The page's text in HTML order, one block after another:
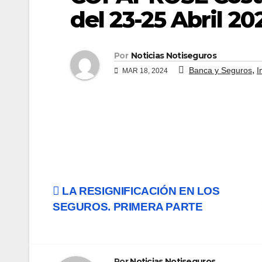
del 23-25 Abril
Por Noticias Notiseguros
MAR 18, 2024 Banca y Seguros,
Navegación
LA RESIGNIFICACIÓN EN LOS
SEGUROS. PRIMERA PARTE